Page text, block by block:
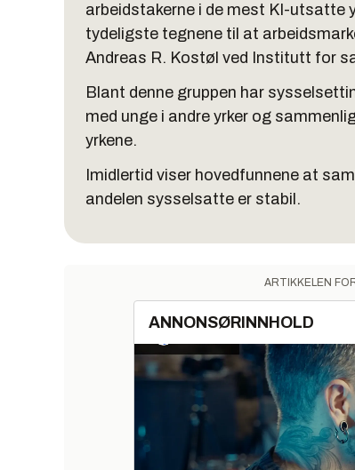
arbeidstakerne i de mest KI-utsatte
tydeligste tegnene til at
Andreas R. Kostøl ved Institutt for
Blant denne gruppen har
med unge i andre yrker og
yrkene.
Imidlertid viser hovedfunnene at
andelen sysselsatte er stabil.
ARTIKKELEN
ANNONSØRINNHOLD